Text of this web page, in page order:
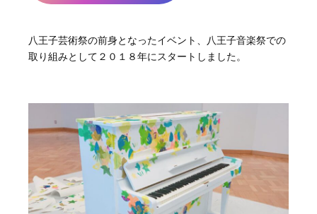
八王子芸術祭の前身となったイベント、八王子音楽祭での
取り組みとして２０１８年にスタートしました。